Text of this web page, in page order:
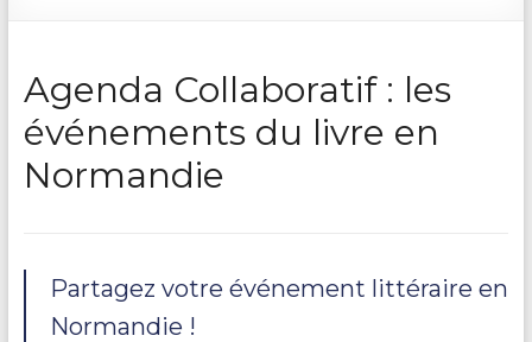
Agenda Collaboratif : les
événements du livre en
Normandie
Partagez votre événement littéraire en
Normandie !